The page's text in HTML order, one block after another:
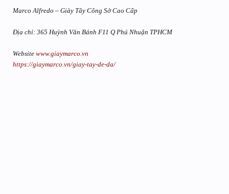
Marco Alfredo – Giày Tây Công Sở Cao Cấp
Địa chỉ: 365 Huỳnh Văn Bánh F11 Q Phú Nhuận TPHCM
Website www.giaymarco.vn
https://giaymarco.vn/giay-tay-de-da/